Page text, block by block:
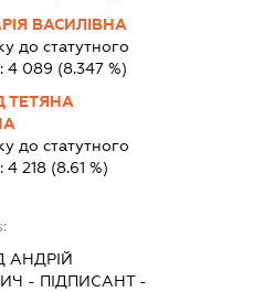
ВАСИЛІВНА
до статутного
4 089 (8.347 %)
ТЕТЯНА
до статутного
4 218 (8.61 %)
АНДРІЙ
- ПІДПИСАНТ-